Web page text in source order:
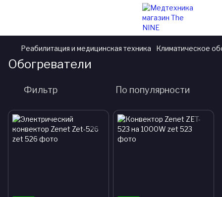
Реабилитация и медицинская техника Климатическое
Обогреватели
Фильтр По популярности